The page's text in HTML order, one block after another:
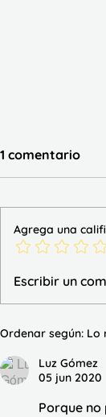
1 comentario
Agrega una
Escribir un
Ordenar según: Lo
Luz Gómez
05 jun 2020
Porque no